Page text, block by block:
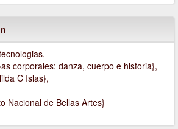
corporales: danza, cuerpo e historia},
C Islas},
Nacional de Bellas Artes}